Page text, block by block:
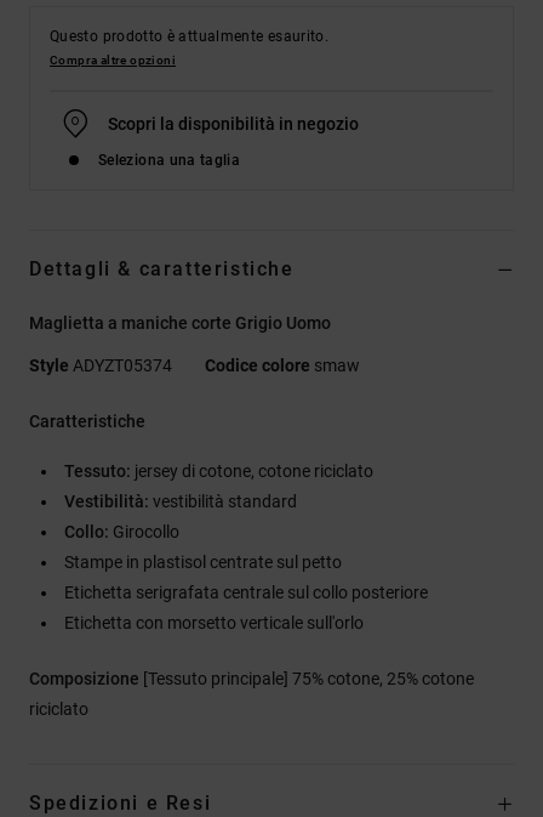
Questo prodotto è attualmente esaurito.
Compra altre opzioni
Scopri la disponibilità in negozio
Seleziona una taglia
Dettagli & caratteristiche
Maglietta a maniche corte Grigio Uomo
Style ADYZT05374 Codice colore smaw
Caratteristiche
Tessuto: jersey di cotone, cotone riciclato
Vestibilità: vestibilità standard
Collo: Girocollo
Stampe in plastisol centrate sul petto
Etichetta serigrafata centrale sul collo posteriore
Etichetta con morsetto verticale sull'orlo
Composizione [Tessuto principale] 75% cotone, 25% cotone
riciclato
Spedizioni e Resi